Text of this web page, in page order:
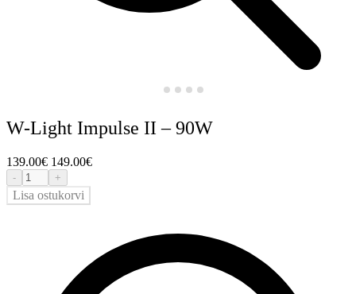
W-Light Impulse II – 90W
139.00€ 149.00€
- +
Lisa ostukorvi